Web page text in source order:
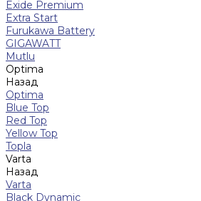
Exide Premium
Extra Start
Furukawa Battery
GIGAWATT
Mutlu
Optima
Назад
Optima
Blue Top
Red Top
Yellow Top
Topla
Varta
Назад
Varta
Black Dynamic